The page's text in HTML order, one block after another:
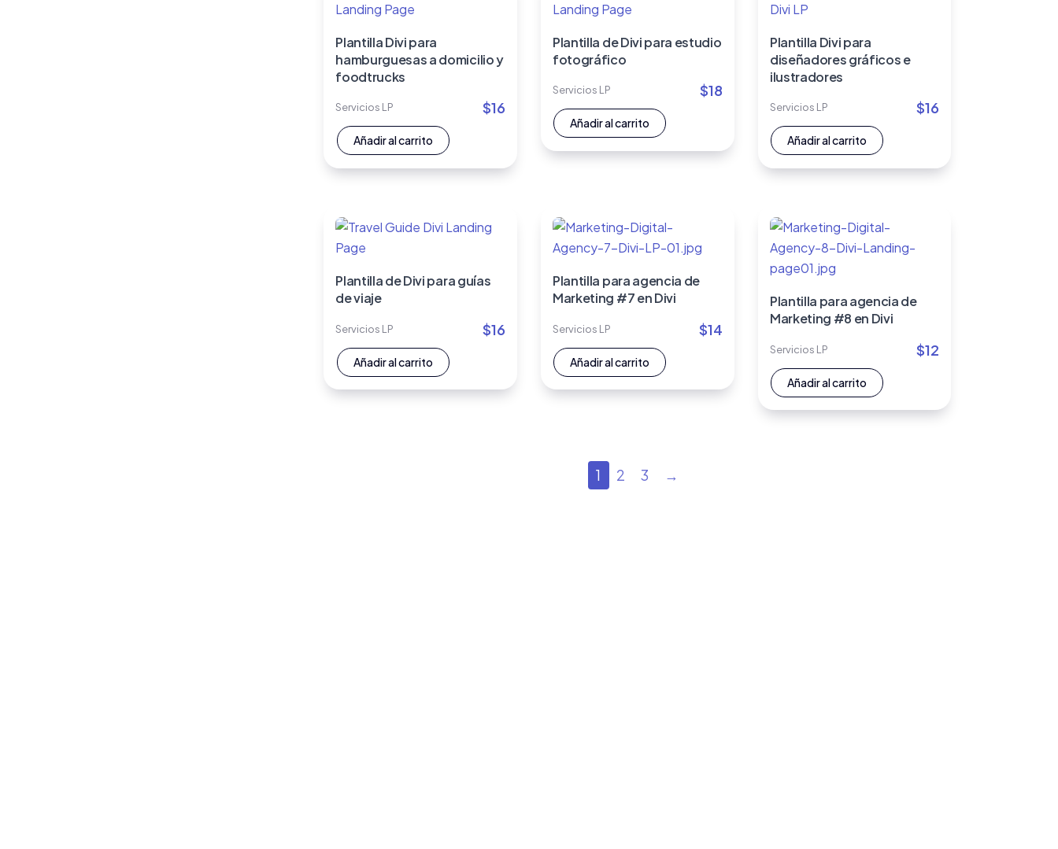
Plantilla Divi para
hamburguesas a domicilio y
foodtrucks
Servicios LP $16
Añadir al carrito
Plantilla de Divi para estudio
fotográfico
Servicios LP $18
Añadir al carrito
Plantilla Divi para
diseñadores gráficos e
ilustradores
Servicios LP $16
Añadir al carrito
Plantilla de Divi para guías
de viaje
Servicios LP $16
Añadir al carrito
Plantilla para agencia de
Marketing #7 en Divi
Servicios LP $14
Añadir al carrito
Plantilla para agencia de
Marketing #8 en Divi
Servicios LP $12
Añadir al carrito
1 2 3 →